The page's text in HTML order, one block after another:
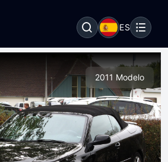
ES
2011 Modelo